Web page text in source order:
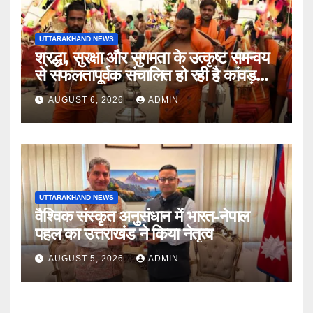
UTTARAKHAND NEWS
श्रद्धा, सुरक्षा और सुगमता के उत्कृष्ट समन्वय
से सफलतापूर्वक संचालित हो रही है कांवड़
यात्रा
AUGUST 6, 2026 ADMIN
UTTARAKHAND NEWS
वैश्विक संस्कृत अनुसंधान में भारत-नेपाल
पहल का उत्तराखंड ने किया नेतृत्व
AUGUST 5, 2026 ADMIN